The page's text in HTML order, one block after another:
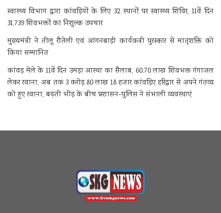
स्वास्थ्य विभाग द्वारा कांवड़ियों के लिए 32 स्थानों पर स्वास्थ्य शिविर, 11वें दिन
31,739 शिवभक्तों का निशुल्क उपचार
मुख्यमंत्री ने तीलू रौतेली एवं आंगनबाड़ी कार्यकत्री पुरस्कार से मातृशक्ति को
किया सम्मानित
कांवड़ मेले के 11वें दिन उमड़ा आस्था का सैलाब, 60.70 लाख शिवभक्त गंगाजल
लेकर रवाना, अब तक 3 करोड़ 80 लाख 18 हजार कांवड़िए हरिद्वार से अपने गंतव्य
को हुए रवाना, बढ़ती भीड़ के बीच प्रशासन-पुलिस ने संभाली व्यवस्थाएं